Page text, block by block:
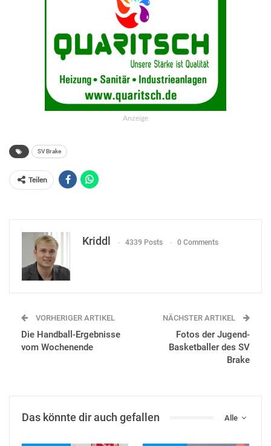
Anzeige
SV Brake
Teilen
Kriddl 4339 Posts 0 Comments
VORHERIGER ARTIKEL
Die Handball-Ergebnisse
vom Wochenende
NÄCHSTER ARTIKEL
Fotos der Jugend-
Basketballer des SV
Brake
Alle
Das könnte dir auch gefallen